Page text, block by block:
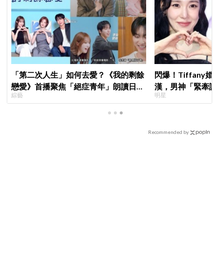
「第二次人生」如何去愛？《我的剩餘
戀愛》首播聚焦「絕症青年」朗讀日記
全場淚崩，初見面竟「撞見舊識」！
綜藝
閃爆！Tiffany婚
漢，男神「緊牽
甜度超標
明星
Recommended by